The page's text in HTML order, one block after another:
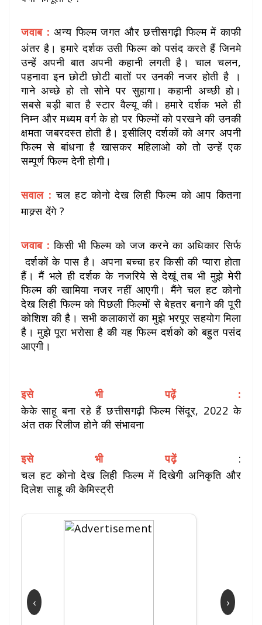
जवाब : अन्य फिल्म जगत और छत्तीसगढ़ी फिल्म में काफी
अंतर है। हमारे दर्शक उसी फिल्म को पसंद करते हैं जिनमे
उन्हें अपनी बात अपनी कहानी लगती है। चाल चलन,
पहनावा इन छोटी छोटी बातों पर उनकी नजर होती है ।
गाने अच्छे हो तो सोने पर सुहागा। कहानी अच्छी हो।
सबसे बड़ी बात है स्टार वैल्यू की। हमारे दर्शक भले ही
निम्न और मध्यम वर्ग के हो पर फिल्मों को परखने की उनकी
क्षमता जबरदस्त होती है। इसीलिए दर्शकों को अगर अपनी
फिल्म से बांधना है खासकर महिलाओ को तो उन्हें एक
सम्पूर्ण फिल्म देनी होगी।
सवाल : चल हट कोनो देख लिही फिल्म को आप कितना
माक्र्स देंगे ?
जवाब : किसी भी फिल्म को जज करने का अधिकार सिर्फ
दर्शकों के पास है। अपना बच्चा हर किसी की प्यारा होता
हैं। मैं भले ही दर्शक के नजरिये से देखूं तब भी मुझे मेरी
फिल्म की खामिया नजर नहीं आएगी। मैंने चल हट कोनो
देख लिही फिल्म को पिछली फिल्मों से बेहतर बनाने की पूरी
कोशिश की है। सभी कलाकारों का मुझे भरपूर सहयोग मिला
है। मुझे पूरा भरोसा है की यह फिल्म दर्शको को बहुत पसंद
आएगी।
इसे भी पढ़ें :
केके साहू बना रहे हैं छत्तीसगढ़ी फिल्म सिंदूर, 2022 के
अंत तक रिलीज होने की संभावना
इसे भी पढ़ें :
चल हट कोनो देख लिही फिल्म में दिखेगी अनिकृति और
दिलेश साहू की केमिस्ट्री
‹ ›